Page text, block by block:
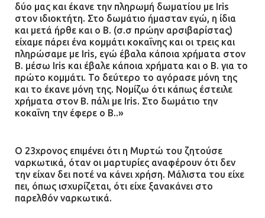
δύο μας και έκανε την πληρωμή δωματίου με Ιris
στον ιδιοκτήτη. Στο δωμάτιο ήμασταν εγώ, η ίδια
και μετά ήρθε και ο Β. (σ.σ πρώην αρσιβαρίστας)
είχαμε πάρει ένα κομμάτι κοκαΐνης και οι τρεις και
πληρώσαμε με Ιris, εγώ έβαλα κάποια χρήματα στον
Β. μέσω Iris και έβαλε κάποια χρήματα και ο Β. για το
πρώτο κομμάτι. Το δεύτερο το αγόρασε μόνη της
και το έκανε μόνη της. Νομίζω ότι κάπως έστειλε
χρήματα στον Β. πάλι με Ιris. Στο δωμάτιο την
κοκαΐνη την έφερε ο Β..»
Ο 23χρονος επιμένει ότι η Μυρτώ του ζητούσε
ναρκωτικά, όταν οι μαρτυρίες αναφέρουν ότι δεν
την είχαν δει ποτέ να κάνει χρήση. Μάλιστα του είχε
πει, όπως ισχυρίζεται, ότι είχε ξανακάνει στο
παρελθόν ναρκωτικά.